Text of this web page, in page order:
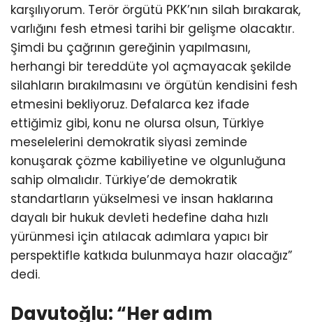
karşılıyorum. Terör örgütü PKK’nın silah bırakarak,
varlığını fesh etmesi tarihi bir gelişme olacaktır.
Şimdi bu çağrının gereğinin yapılmasını,
herhangi bir tereddüte yol açmayacak şekilde
silahların bırakılmasını ve örgütün kendisini fesh
etmesini bekliyoruz. Defalarca kez ifade
ettiğimiz gibi, konu ne olursa olsun, Türkiye
meselelerini demokratik siyasi zeminde
konuşarak çözme kabiliyetine ve olgunluğuna
sahip olmalıdır. Türkiye’de demokratik
standartların yükselmesi ve insan haklarına
dayalı bir hukuk devleti hedefine daha hızlı
yürünmesi için atılacak adımlara yapıcı bir
perspektifle katkıda bulunmaya hazır olacağız”
dedi.
Davutoğlu: “Her adım